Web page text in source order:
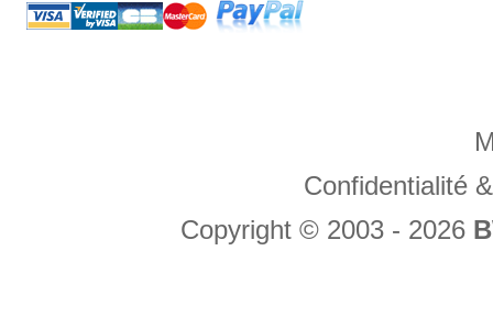
Confidentialité
Copyright © 2003 - 2026